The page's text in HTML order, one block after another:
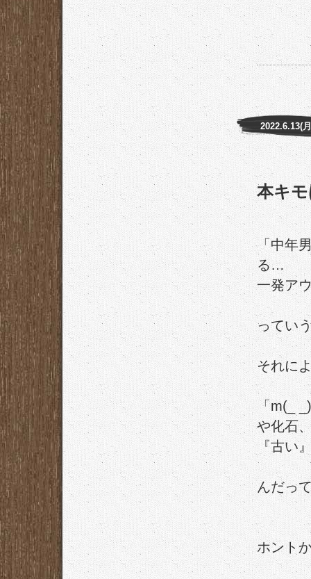
2022.6.13(
本キ
「中年
る…
一発ア
ってい
それに
「m(_
や化石
『古い
んだっ
ホント